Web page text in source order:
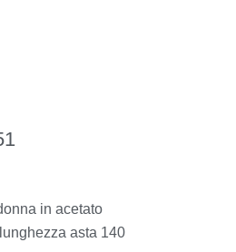
in acetato
asta 140